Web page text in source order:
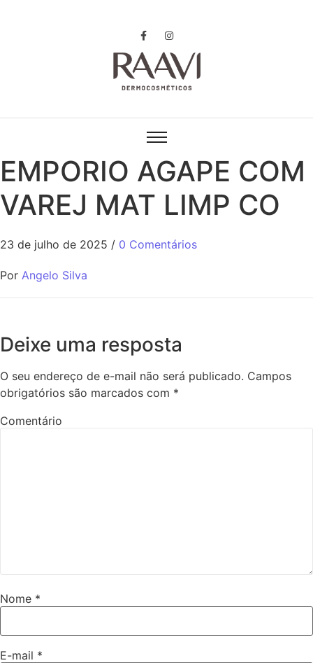
EMPORIO AGAPE COM
VAREJ MAT LIMP CO
23 de julho de 2025 / 0 Comentários
Por Angelo Silva
Deixe uma resposta
O seu endereço de e-mail não será publicado. Campos
obrigatórios são marcados com *
Comentário
Nome *
E-mail *